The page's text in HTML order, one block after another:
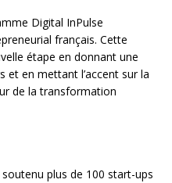
Digital InPulse
français. Cette
étape en donnant une
et en mettant l’accent sur la
de la transformation
plus de 100 start-ups